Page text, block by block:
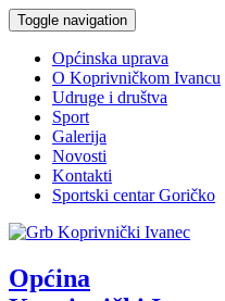
Toggle navigation
Općinska uprava
O Koprivničkom Ivancu
Udruge i društva
Sport
Galerija
Novosti
Kontakti
Sportski centar Goričko
Općina